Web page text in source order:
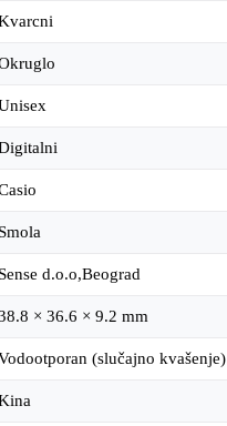
Smola
Sense d.o.o,Beograd
× 36.6 × 9.2 mm
(slučajno kvašenje)